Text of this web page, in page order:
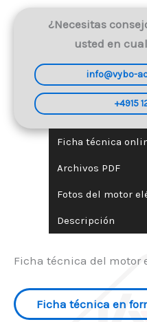
¿Necesitas
usted en
info@vybo-
+4915
Ficha técnica
Archivos PDF
Fotos del motor
Descripción
Ficha técnica del motor
Ficha técnica en